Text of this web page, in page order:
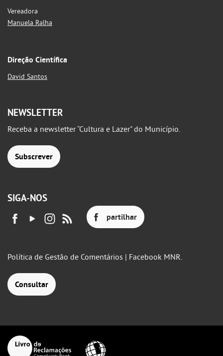
Vereadora
Manuela Ralha
Direção Científica
David Santos
NEWSLETTER
Receba a newsletter “Cultura e Lazer" do Município.
Subscrever
SIGA-NOS
partilhar
Política de Gestão de Comentários | Facebook MNR.
Consultar